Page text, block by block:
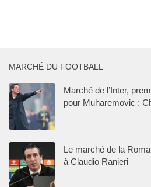
MARCHÉ DU FOOTBALL
Marché de l’Inter,
pour Muharemovic :
Le marché de la
à Claudio Ranieri